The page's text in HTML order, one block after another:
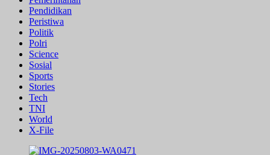
Pendidikan
Peristiwa
Politik
Polri
Science
Sosial
Sports
Stories
Tech
TNI
World
X-File